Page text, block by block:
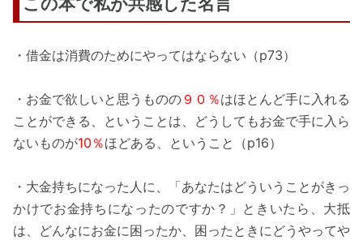
・借金は消費のためにやってはならない（p73）
・お金で欲しいと思うものの ９０％はほとんど手に入れる
ことができる、ということは、どうしてもお金で手に入ら
ないものが10％ほどある、ということ（p16）
・大金持ちになった人に、「あなたはどういうことがきっ
かけでお金持ちになったのですか？」ときいたら、大抵
は、どんなにお金に困ったか、困ったときにどうやってや